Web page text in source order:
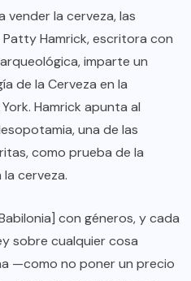
vender la cerveza, las
Hamrick, escritora con
imparte un
de la Cerveza en la
Hamrick apunta al
una de las
como prueba de la
cerveza.
con géneros, y cada
sobre cualquier cosa
—como no poner un precio